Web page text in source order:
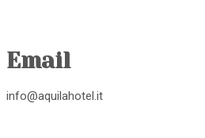
Email
info@aquilahotel.it